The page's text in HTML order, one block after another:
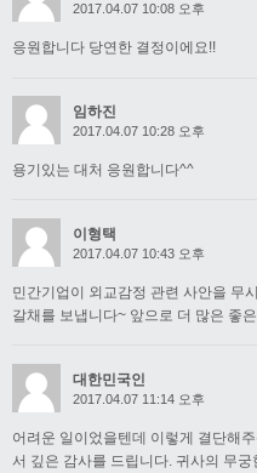
2017.04.07 10:08 오후
응원합니다 당연한 결정이에요!!
임하진
2017.04.07 10:28 오후
용기있는 대처 응원합니다^^
이형택
2017.04.07 10:43 오후
민간기업이 외교감정 관련 사안을 무
갈채를 보냅니다~ 앞으로 더 많은 좋
대한민국인
2017.04.07 11:14 오후
어려운 일이었을텐데 이렇게 결단해
서 깊은 감사를 드립니다. 귀사의 무궁